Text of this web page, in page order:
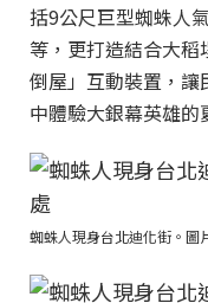
括9公尺巨型蜘蛛人
等，更打造結合大
倒屋」互動裝置，
中體驗大銀幕英雄的
蜘蛛人現身台北迪化街。圖